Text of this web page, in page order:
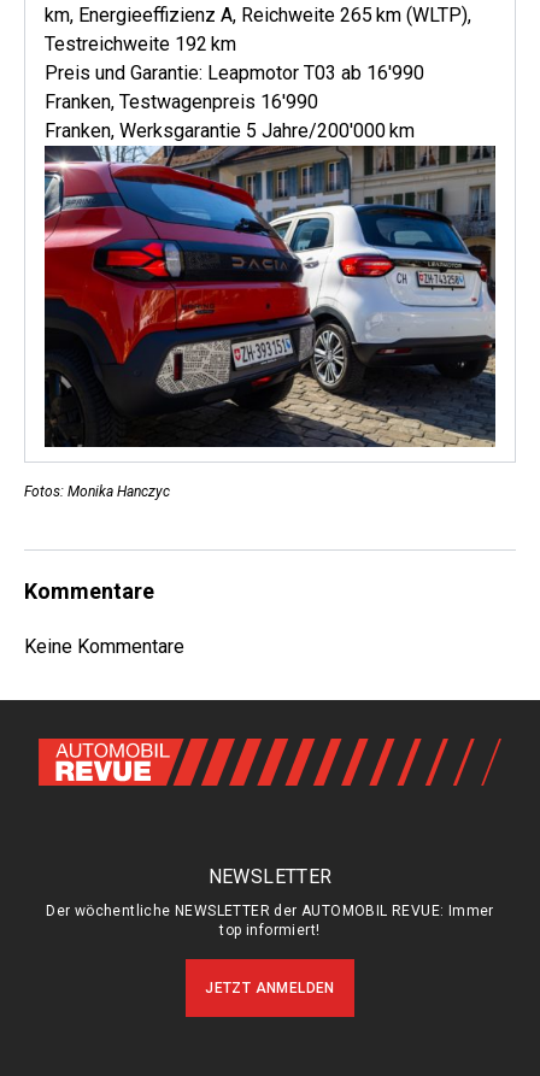
km, Energieeffizienz A, Reichweite 265 km (WLTP),
Testreichweite 192 km
Preis und Garantie: Leapmotor T03 ab 16'990
Franken, Testwagenpreis 16'990
Franken, Werksgarantie 5 Jahre/200'000 km
Fotos: Monika Hanczyc
Kommentare
Keine Kommentare
NEWSLETTER
Der wöchentliche NEWSLETTER der AUTOMOBIL REVUE: Immer
top informiert!
JETZT ANMELDEN